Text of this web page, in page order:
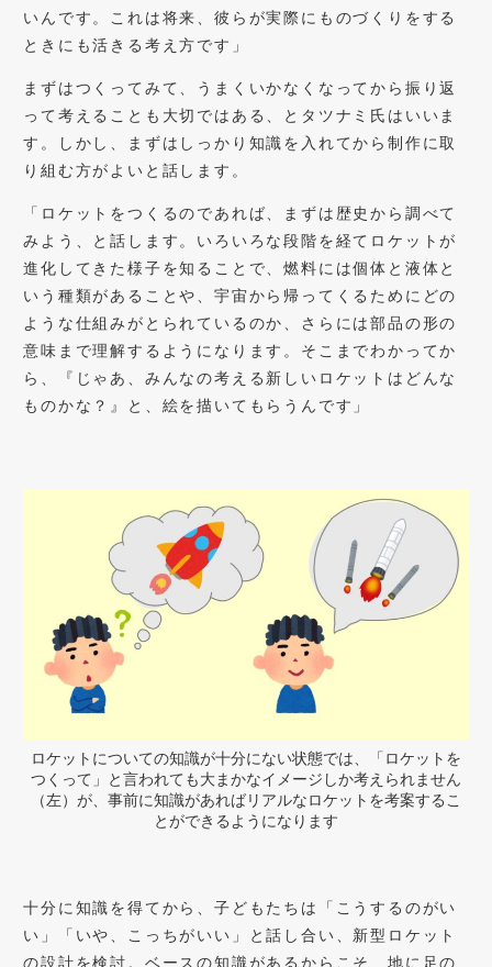
いんです。これは将来、彼らが実際にものづくりをする
ときにも活きる考え方です」
まずはつくってみて、うまくいかなくなってから振り返
って考えることも大切ではある、とタツナミ氏はいいま
す。しかし、まずはしっかり知識を入れてから制作に取
り組む方がよいと話します。
「ロケットをつくるのであれば、まずは歴史から調べて
みよう、と話します。いろいろな段階を経てロケットが
進化してきた様子を知ることで、燃料には個体と液体と
いう種類があることや、宇宙から帰ってくるためにどの
ような仕組みがとられているのか、さらには部品の形の
意味まで理解するようになります。そこまでわかってか
ら、『じゃあ、みんなの考える新しいロケットはどんな
ものかな？』と、絵を描いてもらうんです」
ロケットについての知識が十分にない状態では、「ロケットを
つくって」と言われても大まかなイメージしか考えられません
（左）が、事前に知識があればリアルなロケットを考案するこ
とができるようになります
十分に知識を得てから、子どもたちは「こうするのがい
い」「いや、こっちがいい」と話し合い、新型ロケット
の設計を検討。ベースの知識があるからこそ、地に足の